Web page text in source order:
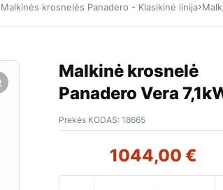
Malkinės krosnelės Panadero - Klasikinė linija
Malkinė krosnelė
Panadero Vera
Prekės KODAS: 18665
1044,00 €